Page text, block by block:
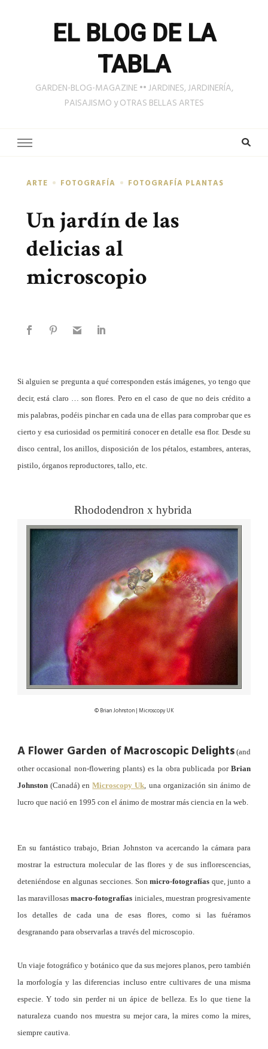
EL BLOG DE LA
TABLA
GARDEN-BLOG-MAGAZINE •• JARDINES, JARDINERÍA,
PAISAJISMO y OTRAS BELLAS ARTES
ARTE FOTOGRAFÍA FOTOGRAFÍA PLANTAS
Un jardín de las
delicias al
microscopio
Si alguien se pregunta a qué corresponden estás imágenes, yo tengo que
decir, está claro … son flores. Pero en el caso de que no deis crédito a
mis palabras, podéis pinchar en cada una de ellas para comprobar que es
cierto y esa curiosidad os permitirá conocer en detalle esa flor. Desde su
disco central, los anillos, disposición de los pétalos, estambres, anteras,
pistilo, órganos reproductores, tallo, etc.
Rhododendron x hybrida
© Brian Johnston | Microscopy UK
A Flower Garden of Macroscopic Delights(and
other occasional non-flowering plants) es la obra publicada por Brian
Johnston (Canadá) enMicroscopy Uk , una organización sin ánimo de
lucro que nació en 1995 con el ánimo de mostrar más ciencia en la web.
En su fantástico trabajo, Brian Johnston va acercando la cámara para
mostrar la estructura molecular de las flores y de sus inflorescencias,
deteniéndose en algunas secciones. Son micro-fotografías que, junto a
las maravillosasmacro-fotografías iniciales, muestran progresivamente
los detalles de cada una de esas flores, como si las fuéramos
desgranando para observarlas a través del microscopio.
Un viaje fotográfico y botánico que da sus mejores planos, pero también
la morfología y las diferencias incluso entre cultivares de una misma
especie. Y todo sin perder ni un ápice de belleza. Es lo que tiene la
naturaleza cuando nos muestra su mejor cara, la mires como la mires,
siempre cautiva.